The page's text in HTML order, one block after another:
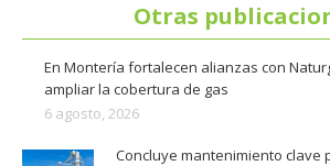
Otras
En Montería fortalecen alianzas con
ampliar la cobertura de gas
6 agosto, 2026
Concluye mantenimiento clave